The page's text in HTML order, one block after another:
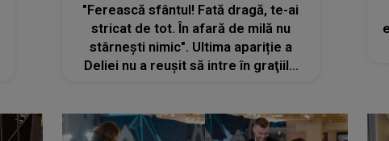
"Ferească sfântul! Fată dragă, te-ai
stricat de tot. În afară de milă nu
stârnești nimic". Ultima apariție a
Deliei nu a reuşit să intre în graţiile
pe internet